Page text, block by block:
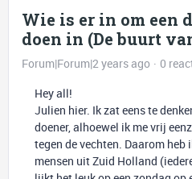
Wie is er in om een
doen in (De buurt
Forum|Forum|2 years ago
0
Hey all!
Julien hier. Ik zat eens te
doener, alhoewel ik me vrij
tegen de vechten. Daarom heb
mensen uit Zuid Holland